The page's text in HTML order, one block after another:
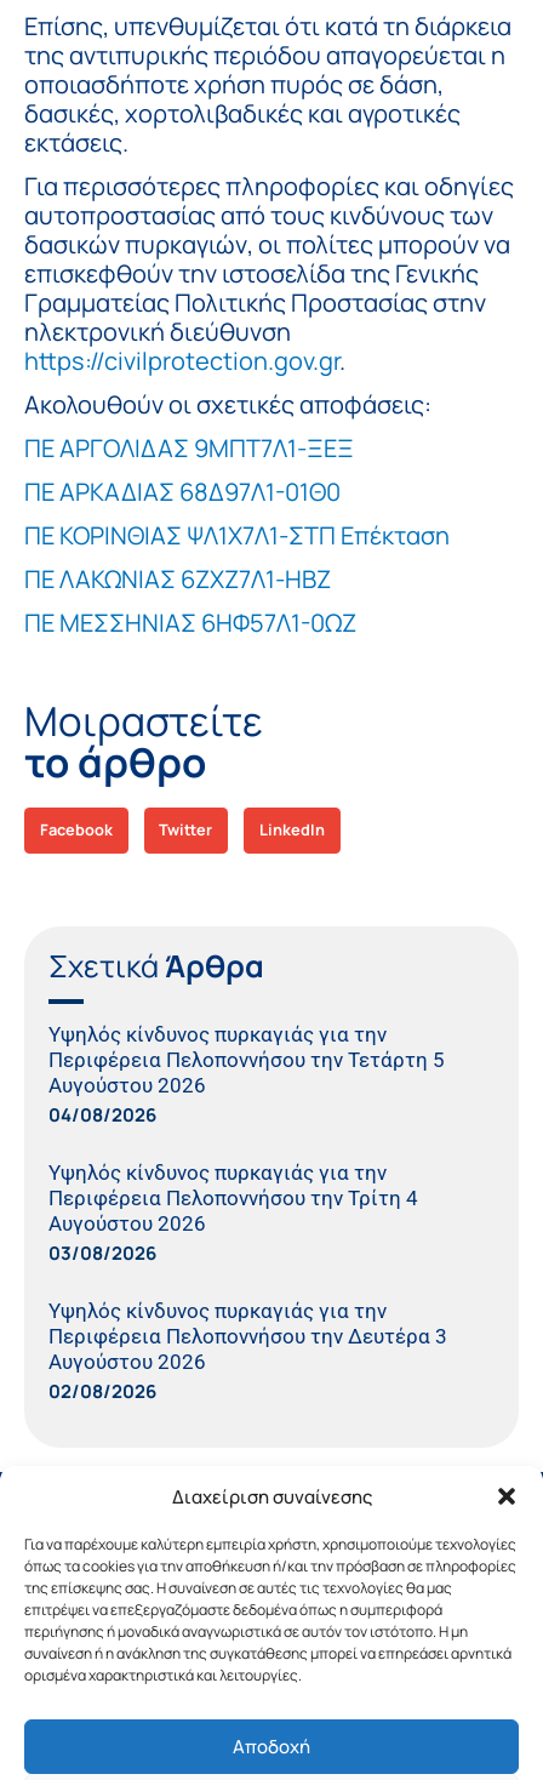
Διαχείριση συναίνεσης
Για να παρέχουμε καλύτερη εμπειρία χρήστη, χρησιμοποιούμε τεχνολογίες
όπως τα cookies για την αποθήκευση ή/και την πρόσβαση σε πληροφορίες
της επίσκεψης σας. Η συναίνεση σε αυτές τις τεχνολογίες θα μας
επιτρέψει να επεξεργαζόμαστε δεδομένα όπως η συμπεριφορά
περιήγησης ή μοναδικά αναγνωριστικά σε αυτόν τον ιστότοπο. Η μη
συναίνεση ή η ανάκληση της συγκατάθεσης μπορεί να επηρεάσει αρνητικά
ορισμένα χαρακτηριστικά και λειτουργίες.
Αποδοχή
Επίσης, υπενθυμίζεται ότι κατά τη διάρκεια
της αντιπυρικής περιόδου απαγορεύεται η
οποιασδήποτε χρήση πυρός σε δάση,
δασικές, χορτολιβαδικές και αγροτικές
εκτάσεις.
Για περισσότερες πληροφορίες και οδηγίες
αυτοπροστασίας από τους κινδύνους των
δασικών πυρκαγιών, οι πολίτες μπορούν να
επισκεφθούν την ιστοσελίδα της Γενικής
Γραμματείας Πολιτικής Προστασίας στην
ηλεκτρονική διεύθυνση
https://civilprotection.gov.gr.
Ακολουθούν οι σχετικές αποφάσεις:
ΠΕ ΑΡΓΟΛΙΔΑΣ 9ΜΠΤ7Λ1-ΞΕΞ
ΠΕ ΑΡΚΑΔΙΑΣ 68Δ97Λ1-01Θ0
ΠΕ ΚΟΡΙΝΘΙΑΣ ΨΛ1Χ7Λ1-ΣΤΠ Επέκταση
ΠΕ ΛΑΚΩΝΙΑΣ 6ΖΧΖ7Λ1-ΗΒΖ
ΠΕ ΜΕΣΣΗΝΙΑΣ 6ΗΦ57Λ1-0ΩΖ
Μοιραστείτε
το άρθρο
Facebook Twitter LinkedIn
Σχετικά Άρθρα
Υψηλός κίνδυνος πυρκαγιάς για την
Περιφέρεια Πελοποννήσου την Τετάρτη 5
Αυγούστου 2026
04/08/2026
Υψηλός κίνδυνος πυρκαγιάς για την
Περιφέρεια Πελοποννήσου την Τρίτη 4
Αυγούστου 2026
03/08/2026
Υψηλός κίνδυνος πυρκαγιάς για την
Περιφέρεια Πελοποννήσου την Δευτέρα 3
Αυγούστου 2026
02/08/2026